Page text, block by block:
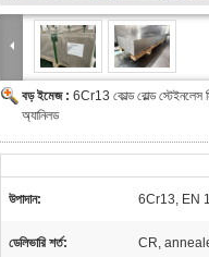
বড় ইমেজ : 6Cr13 কোল্ড রোল্ড স্টেইনলেস
অ্যানিলড
উপাদান: 6Cr13, EN
ডেলিভারি শর্ত: CR,